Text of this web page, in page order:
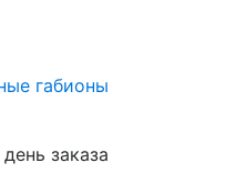
габионы
заказа